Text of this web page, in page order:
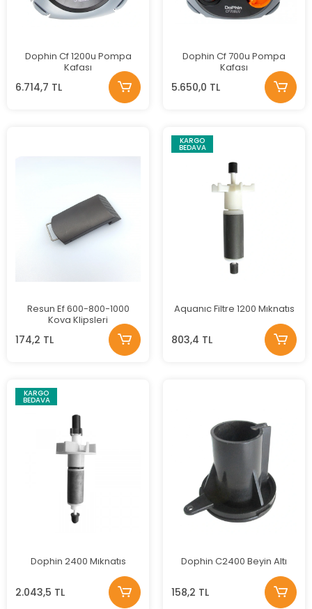
Dophin Cf 1200u Pompa
Kafası
6.714,7 TL
Dophin Cf 700u Pompa
Kafası
5.650,0 TL
Resun Ef 600-800-1000
Kova Klipsleri
174,2 TL
KARGO
BEDAVA
Aquanıc Filtre 1200 Mıknatıs
803,4 TL
KARGO
BEDAVA
Dophin 2400 Mıknatıs
2.043,5 TL
Dophin C2400 Beyin Altı
158,2 TL